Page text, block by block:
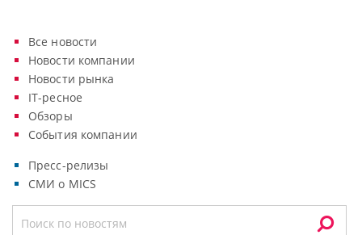
Все новости
Новости компании
Новости рынка
IT-ресное
Обзоры
События компании
Пресс-релизы
СМИ о MICS